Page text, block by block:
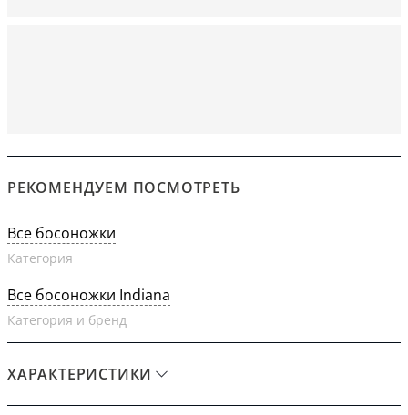
РЕКОМЕНДУЕМ ПОСМОТРЕТЬ
Все босоножки
Категория
Все босоножки Indiana
Категория и бренд
ХАРАКТЕРИСТИКИ